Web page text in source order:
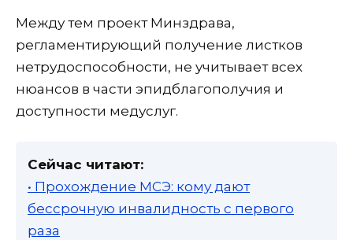
Между тем проект Минздрава,
регламентирующий получение листков
нетрудоспособности, не учитывает всех
нюансов в части эпидблагополучия и
доступности медуслуг.
Сейчас читают:
• Прохождение МСЭ: кому дают
бессрочную инвалидность с первого
раза